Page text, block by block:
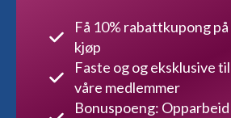
Få 10% rabattkupong
kjøp
Faste og og eksklusive
våre medlemmer
Bonuspoeng: